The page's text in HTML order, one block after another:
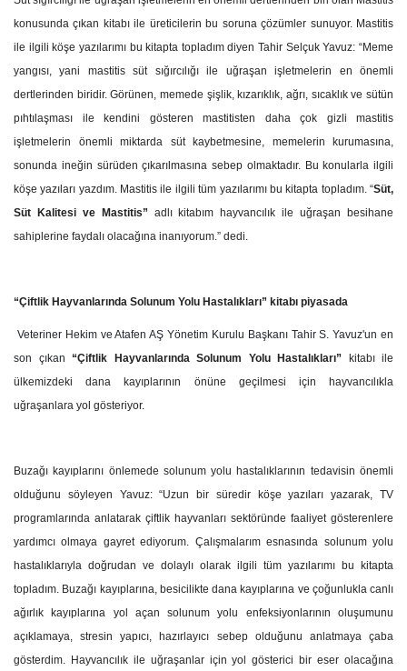
konusunda çıkan kitabı ile üreticilerin bu soruna çözümler sunuyor. Mastitis
ile ilgili köşe yazılarımı bu kitapta topladım diyen Tahir Selçuk Yavuz: “Meme
yangısı, yani mastitis süt sığırcılığı ile uğraşan işletmelerin en önemli
dertlerinden biridir. Görünen, memede şişlik, kızarıklık, ağrı, sıcaklık ve sütün
pıhtılaşması ile kendini gösteren mastitisten daha çok gizli mastitis
işletmelerin önemli miktarda süt kaybetmesine, memelerin kurumasına,
sonunda ineğin sürüden çıkarılmasına sebep olmaktadır. Bu konularla ilgili
köşe yazıları yazdım. Mastitis ile ilgili tüm yazılarımı bu kitapta topladım. “Süt,
Süt Kalitesi ve Mastitis” adlı kitabım hayvancılık ile uğraşan besihane
sahiplerine faydalı olacağına inanıyorum.” dedi.
“Çiftlik Hayvanlarında Solunum Yolu Hastalıkları” kitabı piyasada
Veteriner Hekim ve Atafen AŞ Yönetim Kurulu Başkanı Tahir S. Yavuz'un en
son çıkan “Çiftlik Hayvanlarında Solunum Yolu Hastalıkları” kitabı ile
ülkemizdeki dana kayıplarının önüne geçilmesi için hayvancılıkla
uğraşanlara yol gösteriyor.
Buzağı kayıplarını önlemede solunum yolu hastalıklarının tedavisin önemli
olduğunu söyleyen Yavuz: “Uzun bir süredir köşe yazıları yazarak, TV
programlarında anlatarak çiftlik hayvanları sektöründe faaliyet gösterenlere
yardımcı olmaya gayret ediyorum. Çalışmalarım esnasında solunum yolu
hastalıklarıyla doğrudan ve dolaylı olarak ilgili tüm yazılarımı bu kitapta
topladım. Buzağı kayıplarına, besicilikte dana kayıplarına ve çoğunlukla canlı
ağırlık kayıplarına yol açan solunum yolu enfeksiyonlarının oluşumunu
açıklamaya, stresin yapıcı, hazırlayıcı sebep olduğunu anlatmaya çaba
gösterdim. Hayvancılık ile uğraşanlar için yol gösterici bir eser olacağına